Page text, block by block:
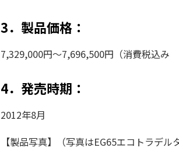
3．製品価格：
7,329,000円〜7,696,500円（消費税込み
4．発売時期：
2012年8月
【製品写真】（写真はEG65エコトラデルタ